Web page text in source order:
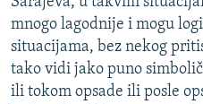
mnogo lagodnije i mogu
situacijama, bez nekog
tako vidi jako puno
ili tokom opsade ili posle